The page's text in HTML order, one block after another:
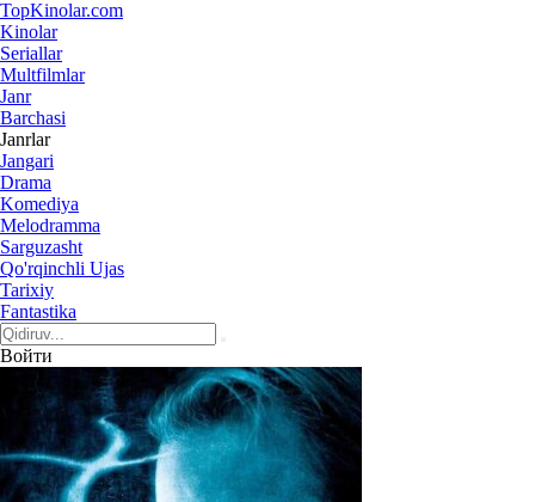
TopKinolar.com
Kinolar
Seriallar
Multfilmlar
Janr
Barchasi
Janrlar
Jangari
Drama
Komediya
Melodramma
Sarguzasht
Qo'rqinchli Ujas
Tarixiy
Fantastika
Войти